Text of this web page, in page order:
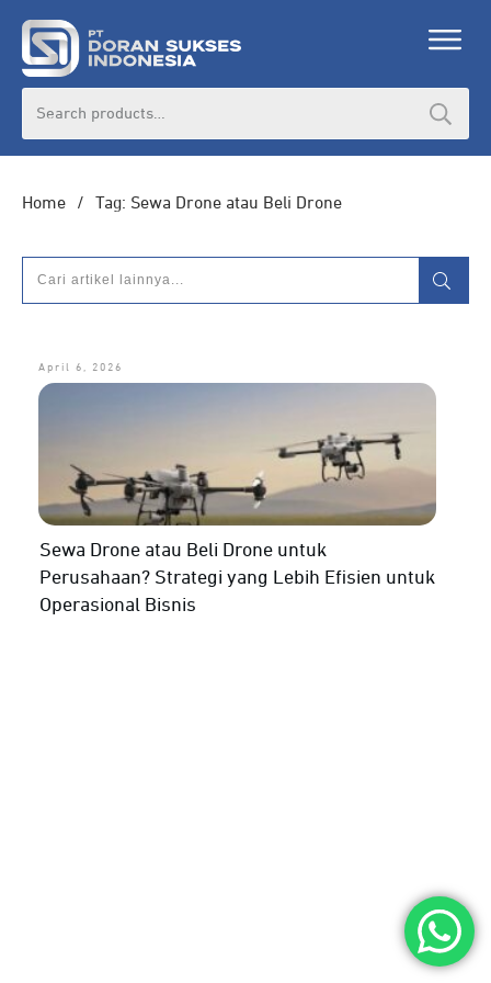
Home / Tag: Sewa Drone atau Beli Drone
April 6, 2026
Sewa Drone atau Beli Drone untuk
Perusahaan? Strategi yang Lebih Efisien untuk
Operasional Bisnis